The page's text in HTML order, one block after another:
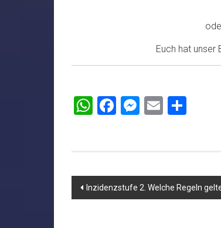
Euch hat unser
WhatsApp
Facebook
Messenger
Email
Beitragsnavigation
Inzidenzstufe 2. Welche Regeln